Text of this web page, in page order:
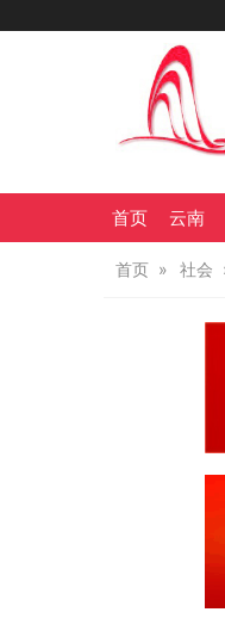
首页 云南
首页 社会